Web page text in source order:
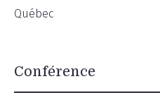
Québec
Conférence